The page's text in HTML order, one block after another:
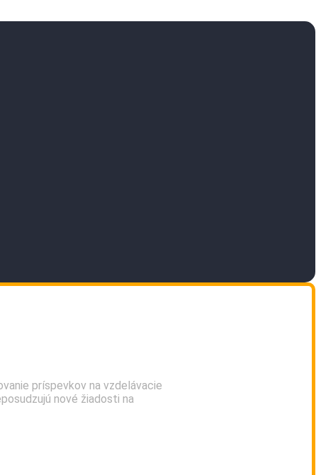
príspevkov na vzdelávacie
nové žiadosti na